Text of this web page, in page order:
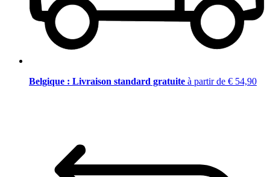
Belgique : Livraison standard gratuite à partir de € 54,90